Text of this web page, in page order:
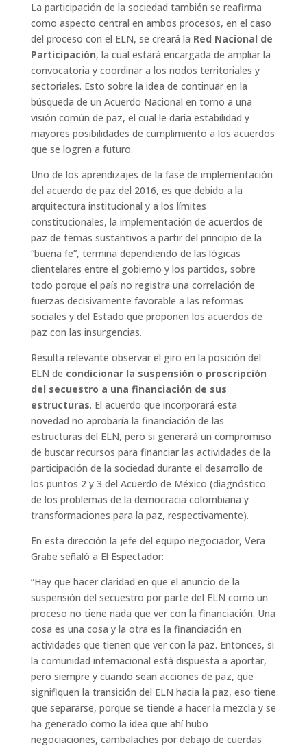
La participación de la sociedad también se reafirma
como aspecto central en ambos procesos, en el caso
del proceso con el ELN, se creará la Red Nacional de
Participación, la cual estará encargada de ampliar la
convocatoria y coordinar a los nodos territoriales y
sectoriales. Esto sobre la idea de continuar en la
búsqueda de un Acuerdo Nacional en torno a una
visión común de paz, el cual le daría estabilidad y
mayores posibilidades de cumplimiento a los acuerdos
que se logren a futuro.
Uno de los aprendizajes de la fase de implementación
del acuerdo de paz del 2016, es que debido a la
arquitectura institucional y a los límites
constitucionales, la implementación de acuerdos de
paz de temas sustantivos a partir del principio de la
“buena fe”, termina dependiendo de las lógicas
clientelares entre el gobierno y los partidos, sobre
todo porque el país no registra una correlación de
fuerzas decisivamente favorable a las reformas
sociales y del Estado que proponen los acuerdos de
paz con las insurgencias.
Resulta relevante observar el giro en la posición del
ELN de condicionar la suspensión o proscripción
del secuestro a una financiación de sus
estructuras. El acuerdo que incorporará esta
novedad no aprobaría la financiación de las
estructuras del ELN, pero si generará un compromiso
de buscar recursos para financiar las actividades de la
participación de la sociedad durante el desarrollo de
los puntos 2 y 3 del Acuerdo de México (diagnóstico
de los problemas de la democracia colombiana y
transformaciones para la paz, respectivamente).
En esta dirección la jefe del equipo negociador, Vera
Grabe señaló a El Espectador:
“Hay que hacer claridad en que el anuncio de la
suspensión del secuestro por parte del ELN como un
proceso no tiene nada que ver con la financiación. Una
cosa es una cosa y la otra es la financiación en
actividades que tienen que ver con la paz. Entonces, si
la comunidad internacional está dispuesta a aportar,
pero siempre y cuando sean acciones de paz, que
signifiquen la transición del ELN hacia la paz, eso tiene
que separarse, porque se tiende a hacer la mezcla y se
ha generado como la idea que ahí hubo
negociaciones, cambalaches por debajo de cuerdas